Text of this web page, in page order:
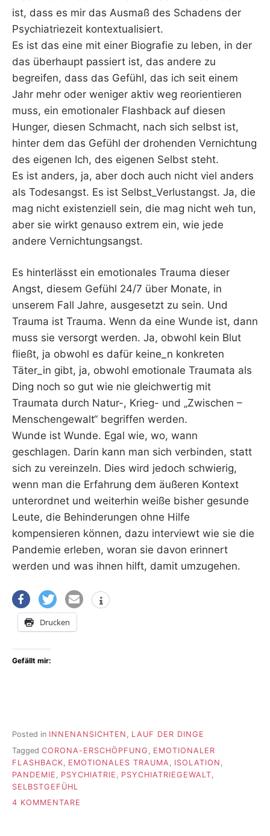
ist, dass es mir das Ausmaß des Schadens der
Psychiatriezeit kontextualisiert.
Es ist das eine mit einer Biografie zu leben, in der
das überhaupt passiert ist, das andere zu
begreifen, dass das Gefühl, das ich seit einem
Jahr mehr oder weniger aktiv weg reorientieren
muss, ein emotionaler Flashback auf diesen
Hunger, diesen Schmacht, nach sich selbst ist,
hinter dem das Gefühl der drohenden Vernichtung
des eigenen Ich, des eigenen Selbst steht.
Es ist anders, ja, aber doch auch nicht viel anders
als Todesangst. Es ist Selbst_Verlustangst. Ja, die
mag nicht existenziell sein, die mag nicht weh tun,
aber sie wirkt genauso extrem ein, wie jede
andere Vernichtungsangst.
Es hinterlässt ein emotionales Trauma dieser
Angst, diesem Gefühl 24/7 über Monate, in
unserem Fall Jahre, ausgesetzt zu sein. Und
Trauma ist Trauma. Wenn da eine Wunde ist, dann
muss sie versorgt werden. Ja, obwohl kein Blut
fließt, ja obwohl es dafür keine_n konkreten
Täter_in gibt, ja, obwohl emotionale Traumata als
Ding noch so gut wie nie gleichwertig mit
Traumata durch Natur-, Krieg- und „Zwischen –
Menschengewalt“ begriffen werden.
Wunde ist Wunde. Egal wie, wo, wann
geschlagen. Darin kann man sich verbinden, statt
sich zu vereinzeln. Dies wird jedoch schwierig,
wenn man die Erfahrung dem äußeren Kontext
unterordnet und weiterhin weiße bisher gesunde
Leute, die Behinderungen ohne Hilfe
kompensieren können, dazu interviewt wie sie die
Pandemie erleben, woran sie davon erinnert
werden und was ihnen hilft, damit umzugehen.
Drucken
Gefällt mir:
Posted in INNENANSICHTEN , LAUF DER DINGE
Tagged CORONA-ERSCHÖPFUNG
EMOTIONALER
FLASHBACK
EMOTIONALES TRAUMA ISOLATION
PANDEMIE
PSYCHIATRIE PSYCHIATRIEGEWALT
SELBSTGEFÜHL
4 KOMMENTARE